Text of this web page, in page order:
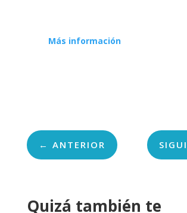
Más información
← ANTERIOR
Quizá también te